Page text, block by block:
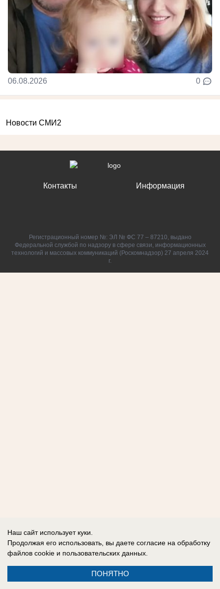
06.08.2026 0
Новости СМИ2
Контакты Информация
Регистрационный номер №: ЭЛ № ФС 77 – 87210, выдано
Федеральной службой по надзору в сфере связи, информационных
технологий и массовых коммуникаций (Роскомнадзор) 27 апреля 2024
г.
Наш сайт использует куки.
Продолжая его использовать, вы даете согласие на обработку
файлов cookie и пользовательских данных.
ПОНЯТНО